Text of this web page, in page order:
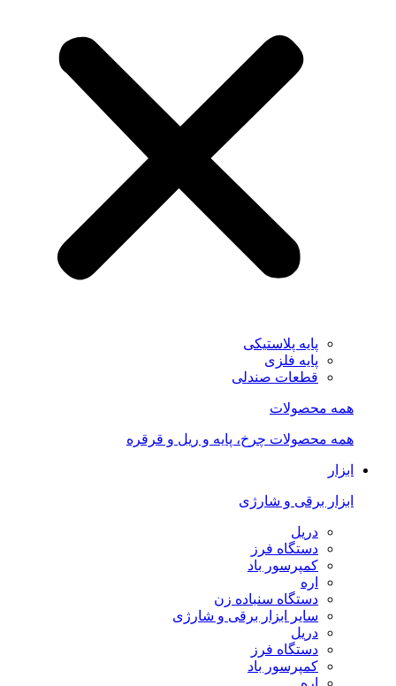
پایه پلاستیکی
پایه فلزی
قطعات صندلی
همه محصولات
همه محصولات چرخ، پایه و ریل و قرقره
ابزار
ابزار برقی و شارژی
دریل
دستگاه فرز
کمپرسور باد
اره
دستگاه سنباده زن
سایر ابزار برقی و شارژی
دریل
دستگاه فرز
کمپرسور باد
اره